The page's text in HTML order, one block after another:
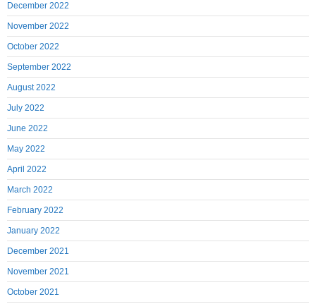
December 2022
November 2022
October 2022
September 2022
August 2022
July 2022
June 2022
May 2022
April 2022
March 2022
February 2022
January 2022
December 2021
November 2021
October 2021